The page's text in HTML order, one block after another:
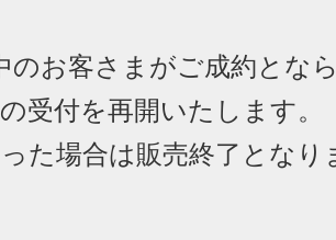
のお客さまがご成約とな
受付を再開いたします。
た場合は販売終了となり